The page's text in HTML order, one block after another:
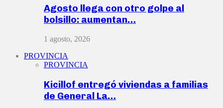
Agosto llega con otro golpe al
bolsillo: aumentan…
1 agosto, 2026
PROVINCIA
PROVINCIA
Kicillof entregó viviendas a familias
de General La…